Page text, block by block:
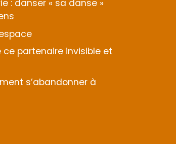
: danser « sa danse »
partenaire invisible et
s’abandonner à